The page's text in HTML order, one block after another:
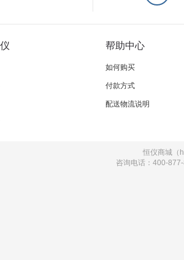
帮助中心
如何购买
付款方式
配送物流说明
恒仪商城（
咨询电话：400-